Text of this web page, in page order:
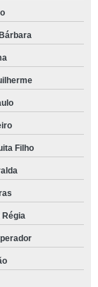
Filho
Régia